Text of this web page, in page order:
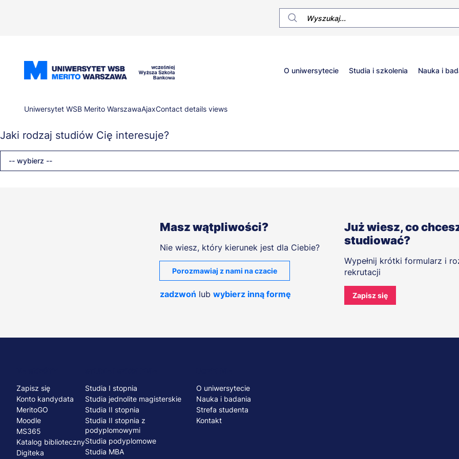
Główne
O uniwersytecie Studia i szkolenia Nauka i
Ścieżka
nawigacyjna
Uniwersytet WSB Merito WarszawaAjaxContact details views
Jaki rodzaj studiów Cię interesuje?
-- wybierz --
Masz wątpliwości?
Nie wiesz, który kierunek jest dla Ciebie?
Porozmawiaj z nami na czacie
zadzwoń lub wybierz inną formę
Już wiesz, co
studiować?
Wypełnij krótki formularz i
rekrutacji
Zapisz się
Menu
stopka
Zapisz się
Konto kandydata
MeritoGO
Moodle
MS365
Katalog biblioteczny
Digiteka
Studia I stopnia
Studia jednolite magisterskie
Studia II stopnia
Studia II stopnia z
podyplomowymi
Studia podyplomowe
Studia MBA
O uniwersytecie
Nauka i badania
Strefa studenta
Kontakt